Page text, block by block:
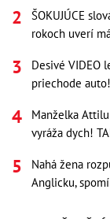
ŠOKUJÚCE
rokoch uverí
Desivé VIDEO
priechode
Manželka
vyráža dych!
Nahá žena
Anglicku,